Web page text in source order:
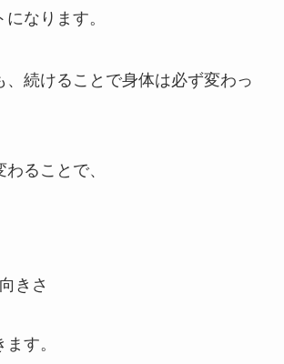
なります。
、続けることで身体は必ず変わっ
ることで、
きさ
す。